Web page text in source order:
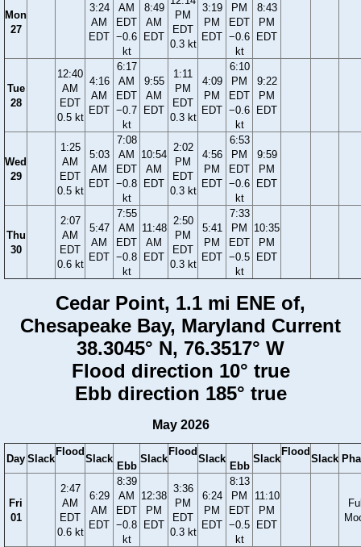
Mon
27
3:24
AM
EDT
AM
EDT
−0.6
kt
8:49
AM
EDT
PM
EDT
0.3 kt
3:19
PM
EDT
PM
EDT
−0.6
kt
8:43
PM
EDT
Tue
28
12:40
AM
EDT
0.5 kt
4:16
AM
EDT
6:17
AM
EDT
−0.7
kt
9:55
AM
EDT
1:11
PM
EDT
0.3 kt
4:09
PM
EDT
6:10
PM
EDT
−0.6
kt
9:22
PM
EDT
Wed
29
1:25
AM
EDT
0.5 kt
5:03
AM
EDT
7:08
AM
EDT
−0.8
kt
10:54
AM
EDT
2:02
PM
EDT
0.3 kt
4:56
PM
EDT
6:53
PM
EDT
−0.6
kt
9:59
PM
EDT
Thu
30
2:07
AM
EDT
0.6 kt
5:47
AM
EDT
7:55
AM
EDT
−0.8
kt
11:48
AM
EDT
2:50
PM
EDT
0.3 kt
5:41
PM
EDT
7:33
PM
EDT
−0.5
kt
10:35
PM
EDT
Cedar Point, 1.1 mi ENE of,
Chesapeake Bay, Maryland Current
38.3045° N, 76.3517° W
Flood direction 10° true
Ebb direction 185° true
May 2026
Day Slack
Flood
Slack
Ebb
Slack
Flood
Slack
Ebb
Slack
Flood
Slack
Fri
01
2:47
AM
EDT
0.6 kt
6:29
AM
EDT
8:39
AM
EDT
−0.8
kt
12:38
PM
EDT
3:36
PM
EDT
0.3 kt
6:24
PM
EDT
8:13
PM
EDT
−0.5
kt
11:10
PM
EDT